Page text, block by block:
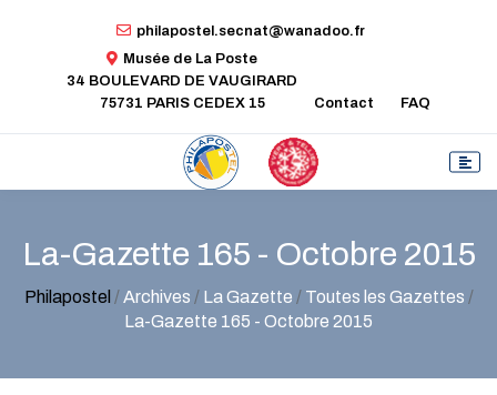
philapostel.secnat@wanadoo.fr
Musée de La Poste
34 BOULEVARD DE VAUGIRARD
75731 PARIS CEDEX 15
Contact FAQ
La-Gazette 165 - Octobre 2015
Philapostel /Archives / La Gazette / Toutes les Gazettes /
La-Gazette 165 - Octobre 2015